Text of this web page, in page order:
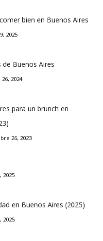
bien en Buenos Aires
2025
Buenos Aires
2024
para un brunch en
26, 2023
2025
en Buenos Aires (2025)
2025